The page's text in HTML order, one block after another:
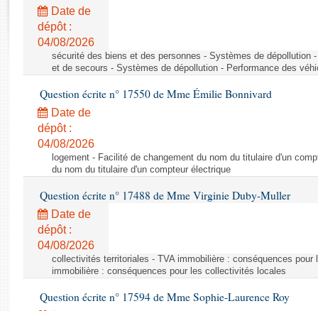
Rapports législatifs
Rapports sur l'application des lois
Baromètre de l’application des lois
Dossiers législatifs
Budget et sécurité sociale
Questions écrites et orales
Comptes rendus des débats
Date de
dépôt :
04/08/2026
sécurité des biens et des personnes - Systèmes de dépollution
et de secours - Systèmes de dépollution - Performance des
Question écrite n° 17550 de Mme Émilie Bonnivard
Date de
dépôt :
04/08/2026
logement - Facilité de changement du nom du titulaire d'un
du nom du titulaire d'un compteur électrique
Question écrite n° 17488 de Mme Virginie Duby-Muller
Date de
dépôt :
04/08/2026
collectivités territoriales - TVA immobilière : conséquences
immobilière : conséquences pour les collectivités locales
Question écrite n° 17594 de Mme Sophie-Laurence Roy